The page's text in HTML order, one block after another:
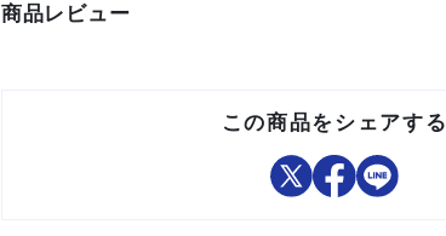
商品レビュー
この商品をシェアする